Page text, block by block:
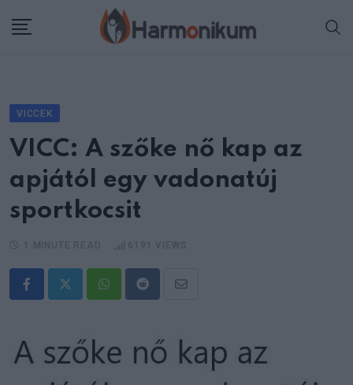
VICCEK
VICC: A szőke nő kap az
apjától egy vadonatúj
sportkocsit
WhatsappRedditShare
Email